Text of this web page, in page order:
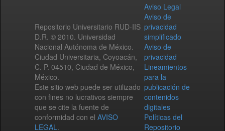
Repositorio Universitario RUD-IIS
D.R. © 2010. Universidad
Nacional Autónoma de México.
Ciudad Universitaria, Coyoacán,
C. P. 04510, Ciudad de México,
México.
Este sitio web puede ser utilizado
con fines no lucrativos siempre
que se cite la fuente de
conformidad con el AVISO
LEGAL.
Aviso Legal
Aviso de
privacidad
simplificado
Aviso de
privacidad
Lineamientos
para la
publicación de
contenidos
digitales
Políticas del
Repositorio